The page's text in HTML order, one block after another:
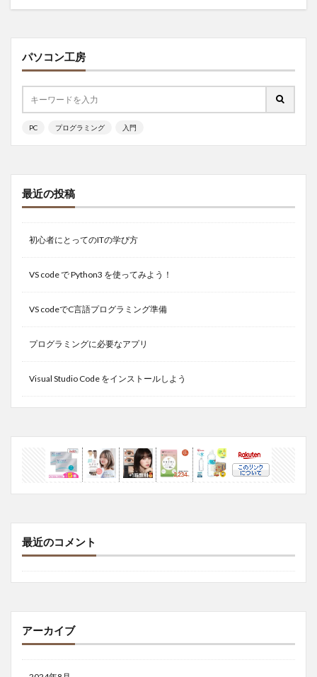
パソコン工房
PC プログラミング 入門
最近の投稿
初心者にとってのITの学び方
VS code で Python3 を使ってみよう！
VS codeでC言語プログラミング準備
プログラミングに必要なアプリ
Visual Studio Code をインストールしよう
最近のコメント
アーカイブ